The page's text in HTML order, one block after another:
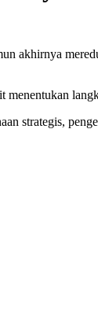
akhirnya
strategis,